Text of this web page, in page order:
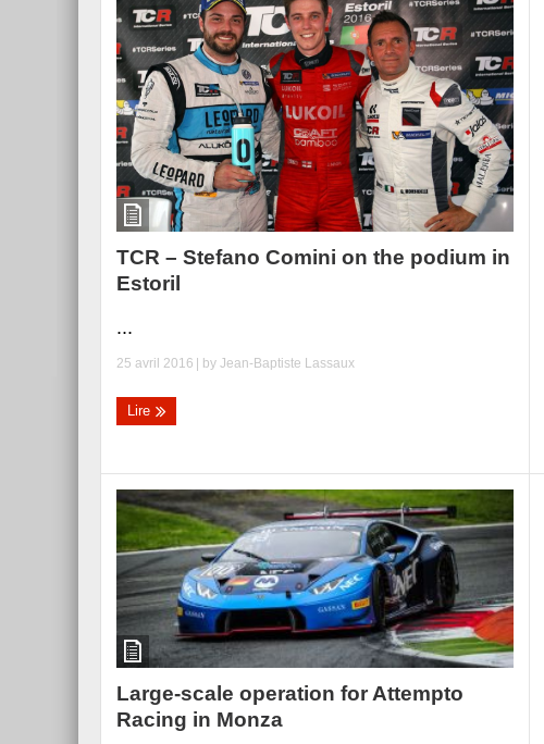
TCR – Stefano Comini on the podium in
Estoril
...
25 avril 2016 | by Jean-Baptiste Lassaux
Lire
Large-scale operation for Attempto
Racing in Monza
Essai – Morgan Supersport